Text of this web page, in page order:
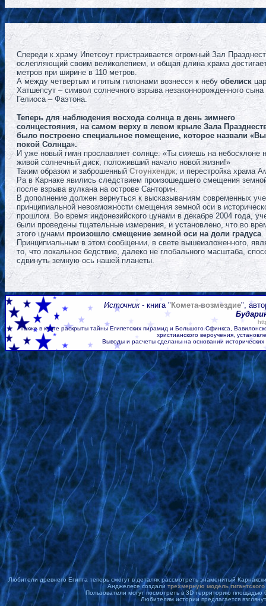
Спереди к храму Ипетсоут пристраивается огромный Зал
ослепляющий своим великолепием, и общая длина храма
метров при ширине в 110 метров.
А между четвертым и пятым пилонами вознесся к небу обелиск
Хатшепсут – символ солнечного взрыва незаконнорожденного сына
Гелиоса – Фаэтона.
Теперь для наблюдения восхода солнца в день зимнего
солнцестояния, на самом верху в левом крыле Зала
было построено специальное помещение, которое назвали
покой Солнца».
И уже новый гимн прославляет солнце: «Ты сияешь на небосклоне
живой солнечный диск, положивший начало новой жизни!»
Таким образом и заброшенный Стоунхендж, и перестройка храма
Ра в Карнаке явились следствием произошедшего смещения
после взрыва вулкана на острове Санторин.
В дополнение должен вернуться к высказываниям современных
принципиальной невозможности смещения земной оси в
прошлом. Во время индонезийского цунами в декабре 2004 года,
были проведены тщательные измерения, и установлено, что во
этого цунами произошло смещение земной оси на доли градуса.
Принципиальным в этом сообщении, в свете вышеизложенного,
то, что локальное бедствие, далеко не глобального масштаба,
сдвинуть земную ось нашей планеты.
Источник- книга " Комета-возмездие",
Также в книге раскрыты тайны Египетских пирамид и Большого Сфинкса,
христианского вероучения,
Выводы и расчеты сделаны на основании
Любители древнего Египта теперь смогут в деталях рассмотреть знаменитый
Анджелесе создали трехмерную модель
Пользователи могут посмотреть в 3D территорию
Любителям истории предлагается